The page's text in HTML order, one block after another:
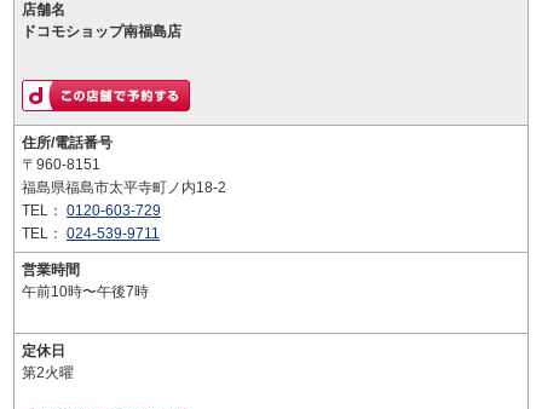
店舗名
ドコモショップ南福島店
住所/電話番号
〒960-8151
福島県福島市太平寺町ノ内18-2
TEL： 0120-603-729
TEL： 024-539-9711
営業時間
午前10時〜午後7時
定休日
第2火曜